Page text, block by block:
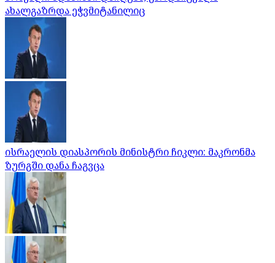
ახალგაზრდა ეჭვმიტანილიც
ისრაელის დიასპორის მინისტრი ჩიკლი: მაკრონმა
ზურგში დანა ჩაგვცა